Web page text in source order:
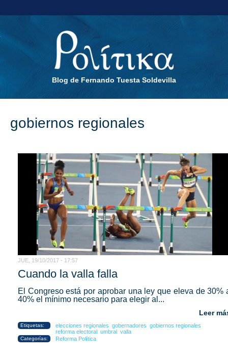
Blog de Fernando Tuesta Soldevilla
gobiernos regionales
JUE, 19/10/2017 - 17:57
Cuando la valla falla
El Congreso está por aprobar una ley que eleva de 30%
40% el mínimo necesario para elegir al...
Leer
Etiquetas: elecciones regionales gobernadores gobiernos regionales
reforma electoral
umbral valla
Categorías: Reforma Política